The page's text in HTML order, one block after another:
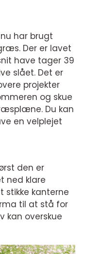
har brugt
Der er lavet
have tager 39
slået. Det er
projekter
og skue
Du kan
en velplejet
den er
ned klare
stikke kanterne
til at stå for
kan overskue